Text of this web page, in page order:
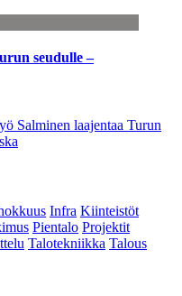
seudulle –
Salminen laajentaa Turun
Infra Kiinteistöt
Pientalo Projektit
Talotekniikka Talous